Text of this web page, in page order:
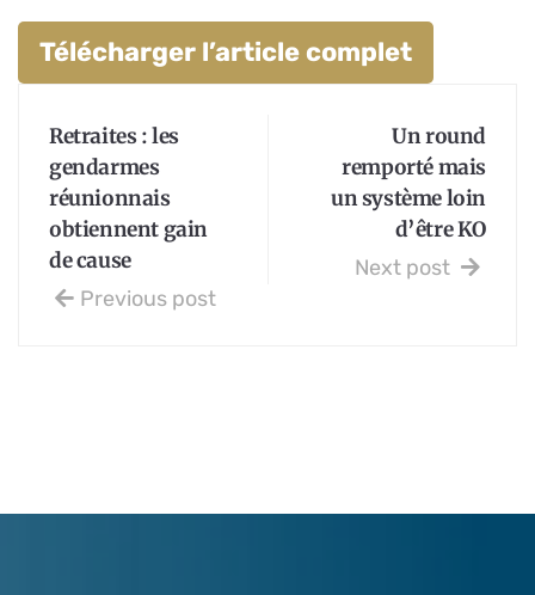
Télécharger l’article complet
Retraites : les
gendarmes
réunionnais
obtiennent gain
de cause
Previous post
Un round
remporté mais
un système loin
d’être KO
Next post